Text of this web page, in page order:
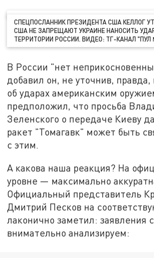
СПЕЦПОСЛАННИК ПРЕЗИДЕНТА США КЕЛЛОГ
США НЕ ЗАПРЕЩАЮТ УКРАИНЕ НАНОСИТЬ
ТЕРРИТОРИИ РОССИИ. ВИДЕО: ТГ-КАНАЛ "ПУЛ
В России "нет
добавил он, не уточнив,
об ударах американским
предположил, что просьба
Зеленского о передаче Киеву
ракет "Томагавк" может быть
с этим.
А какова наша реакция? На
уровне — максимально
Официальный представитель
Дмитрий Песков на
лаконично заметил: заявления
внимательно анализируем: